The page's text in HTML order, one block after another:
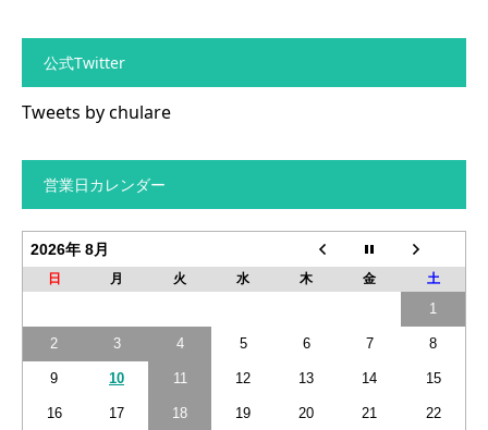
公式Twitter
Tweets by chulare
営業日カレンダー
2026年 8月
日 月 火 水 木 金 土
1
2 3 4 5 6 7 8
9 10 11 12 13 14 15
16 17 18 19 20 21 22